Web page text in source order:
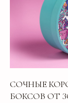
СОЧНЫЕ
БОКСОВ ОТ